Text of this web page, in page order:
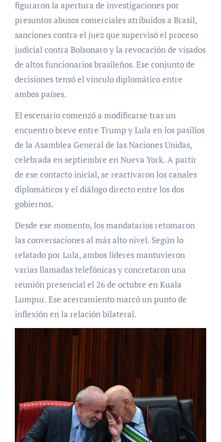
figuraron la apertura de investigaciones por
presuntos abusos comerciales atribuidos a Brasil,
sanciones contra el juez que supervisó el proceso
judicial contra Bolsonaro y la revocación de visados
de altos funcionarios brasileños. Ese conjunto de
decisiones tensó el vínculo diplomático entre
ambos países.
El escenario comenzó a modificarse tras un
encuentro breve entre Trump y Lula en los pasillos
de la Asamblea General de las Naciones Unidas,
celebrada en septiembre en Nueva York. A partir
de ese contacto inicial, se reactivaron los canales
diplomáticos y el diálogo directo entre los dos
gobiernos.
Desde ese momento, los mandatarios retomaron
las conversaciones al más alto nivel. Según lo
relatado por Lula, ambos líderes mantuvieron
varias llamadas telefónicas y concretaron una
reunión presencial el 26 de octubre en Kuala
Lumpur. Ese acercamiento marcó un punto de
inflexión en la relación bilateral.